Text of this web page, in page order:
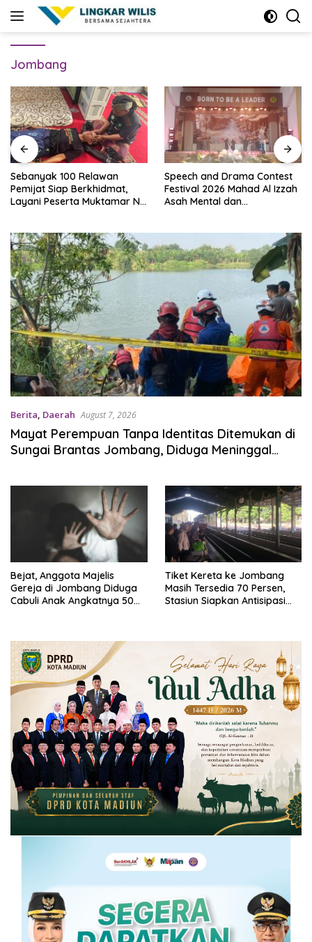
Jombang
Sebanyak 100 Relawan
Pemijat Siap Berkhidmat,
Layani Peserta Muktamar NU
Speech and Drama Contest
Festival 2026 Mahad Al Izzah
Asah Mental dan
Berita, Daerah August 7, 2026
Mayat Perempuan Tanpa Identitas Ditemukan di
Sungai Brantas Jombang, Diduga Meninggal
Bejat, Anggota Majelis
Gereja di Jombang Diduga
Cabuli Anak Angkatnya 50
Tiket Kereta ke Jombang
Masih Tersedia 70 Persen,
Stasiun Siapkan Antisipasi